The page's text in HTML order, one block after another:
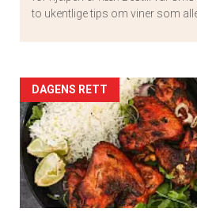
to ukentlige tips om viner som
Artikler
detail
-
section
DAGENS RETT